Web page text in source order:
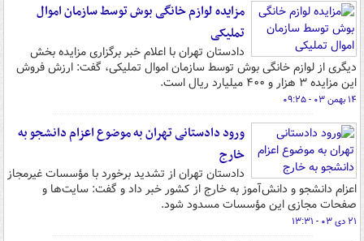
مزایده لوازم خانگی بوش توسط سازمان اموال
تملیکی
دادستان تهران با اعلام خبر برگزاری مزایده بخش
دیگری از لوازم خانگی بوش توسط سازمان اموال تملیکی، گفت: ارزش فروش
این مزایده ۳ هزار و ۴۰۰ میلیارد ریال است.
۱۴ بهمن ۰۳ - ۰۹:۲۵
ورود دادستانی تهران به موضوع اعزام دانشجو به
خارج
دادستان تهران از تشدید برخورد با مؤسسات غیرمجاز
اعزام دانشجو و دانش‌آموز به خارج از کشور خبر داد و گفت: سایت‌ها ‌و
صفحات مجازی این مؤسسات مسدود شود.
۲۱ دی ۰۳ - ۱۳:۳۱